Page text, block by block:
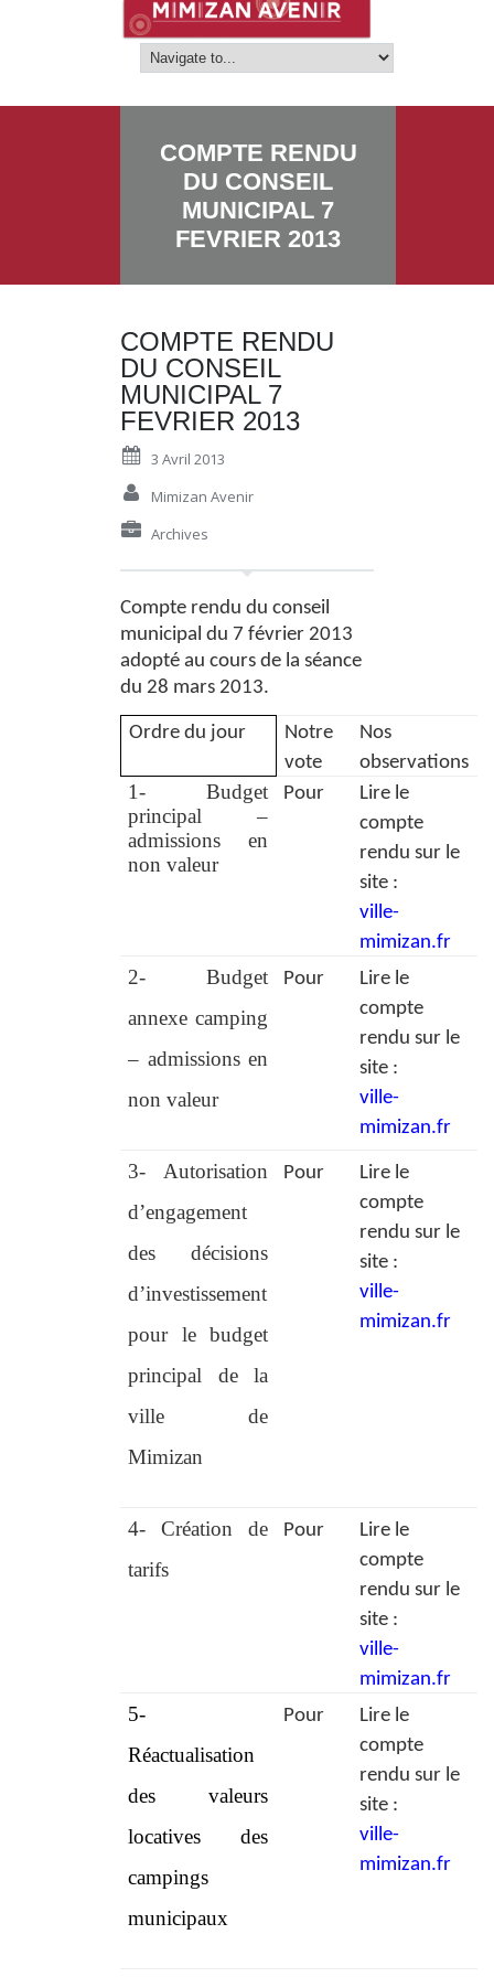
COMPTE RENDU
DU CONSEIL
MUNICIPAL 7
FEVRIER 2013
COMPTE RENDU
DU CONSEIL
MUNICIPAL 7
FEVRIER 2013
3 Avril 2013
Mimizan Avenir
Archives
Compte rendu du conseil
municipal du 7 février 2013
adopté au cours de la séance
du 28 mars 2013.
Ordre du jour
Notre
vote
Nos
observations
1- Budget
principal –
admissions en
non valeur
Pour
Lire le
compte
rendu sur le
site :
ville-
mimizan.fr
2- Budget
annexe camping
– admissions en
non valeur
Pour
Lire le
compte
rendu sur le
site :
ville-
mimizan.fr
3- Autorisation
d’engagement
des décisions
d’investissement
pour le budget
principal de la
ville de
Mimizan
Pour
Lire le
compte
rendu sur le
site :
ville-
mimizan.fr
4- Création de
tarifs
Pour
Lire le
compte
rendu sur le
site :
ville-
mimizan.fr
5-
Réactualisation
des valeurs
locatives des
campings
municipaux
Pour
Lire le
compte
rendu sur le
site :
ville-
mimizan.fr